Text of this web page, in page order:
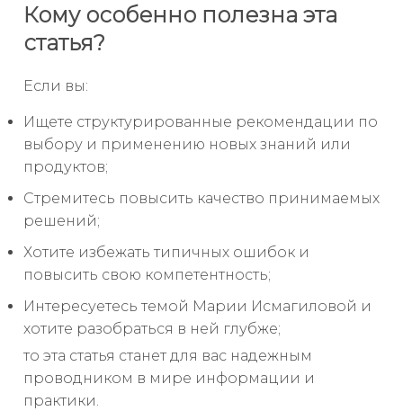
Кому особенно полезна эта
статья?
Если вы:
Ищете структурированные рекомендации по
выбору и применению новых знаний или
продуктов;
Стремитесь повысить качество принимаемых
решений;
Хотите избежать типичных ошибок и
повысить свою компетентность;
Интересуетесь темой Марии Исмагиловой и
хотите разобраться в ней глубже;
то эта статья станет для вас надежным
проводником в мире информации и
практики.